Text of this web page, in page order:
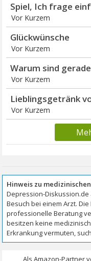
Spiel, Ich frage
Vor Kurzem
Glückwünsche
Vor Kurzem
Warum sind
Vor Kurzem
Lieblingsgetränk
Vor Kurzem